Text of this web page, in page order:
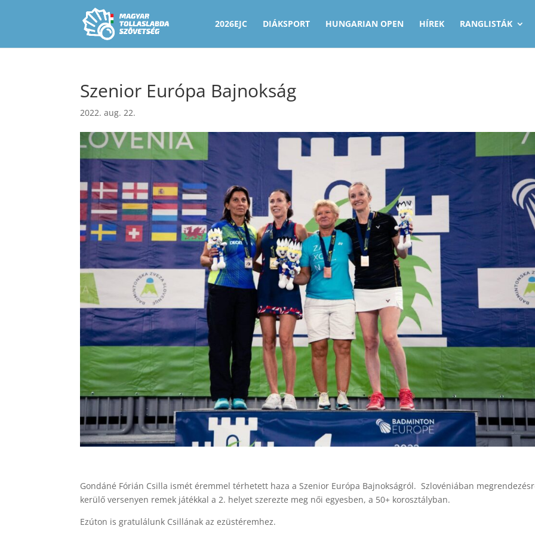
2026EJC DIÁKSPORT HUNGARIAN OPEN HÍREK RANGLISTÁK
Szenior Európa Bajnokság
2022. aug. 22.
Gondáné Fórián Csilla ismét éremmel térhetett haza a Szenior Európa Bajnokságról. Szlovéniában
kerülő versenyen remek játékkal a 2. helyet szerezte meg női egyesben, a 50+ korosztályban.
Ezúton is gratulálunk Csillának az ezüstéremhez.